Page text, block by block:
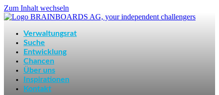
Zum Inhalt wechseln
Verwaltungsrat
Suche
Entwicklung
Chancen
Über uns
Inspirationen
Kontakt